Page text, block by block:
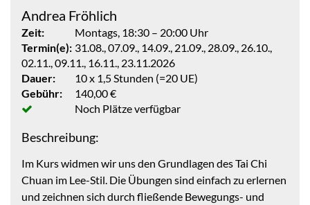
Andrea Fröhlich
Zeit:
Montags, 18:30 – 20:00 Uhr
Termin(e): 31.08., 07.09., 14.09., 21.09., 28.09., 26.10.,
02.11., 09.11., 16.11., 23.11.2026
Dauer:
10 x 1,5 Stunden (=20 UE)
Gebühr:
140,00 €
Noch Plätze verfügbar
Beschreibung:
Im Kurs widmen wir uns den Grundlagen des Tai Chi
Chuan im Lee-Stil. Die Übungen sind einfach zu erlernen
und zeichnen sich durch fließende Bewegungs- und